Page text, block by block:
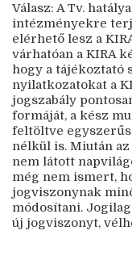
Válasz: A Tv.
intézményekre
elérhető lesz a
várhatóan a KIRA
hogy a tájékoztató
nyilatkozatokat a
jogszabály
formáját, a kész
feltöltve
nélkül is. Miután
nem látott
még nem ismert,
jogviszonynak
módosítani.
új jogviszonyt,